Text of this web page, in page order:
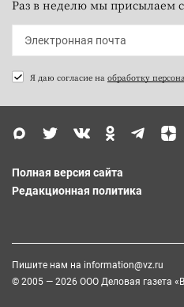
Раз в неделю мы присылаем
Я даю согласие на обработку
Полная версия сайта
Редакционная политика
Пишите нам на information@vz.ru
© 2005 — 2026 ООО Деловая газета